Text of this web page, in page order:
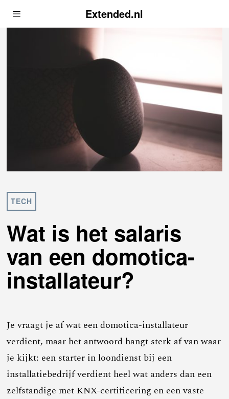
Extended.nl
TECH
Wat is het salaris
van een domotica-
installateur?
Je vraagt je af wat een domotica-installateur
verdient, maar het antwoord hangt sterk af van waar
je kijkt: een starter in loondienst bij een
installatiebedrijf verdient heel wat anders dan een
zelfstandige met KNX-certificering en een vaste